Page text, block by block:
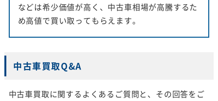
などは希少価値が高く、中古車相場が高騰するた
め高値で買い取ってもらえます。
中古車買取Q&A
中古車買取に関するよくあるご質問と、その回答をご